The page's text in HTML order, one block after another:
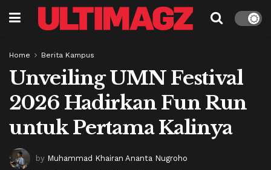
Home Berita Kampus
Unveiling UMN Festival
2026 Hadirkan Fun Run
untuk Pertama Kalinya
by Muhammad Khairan Ananta Nugroho